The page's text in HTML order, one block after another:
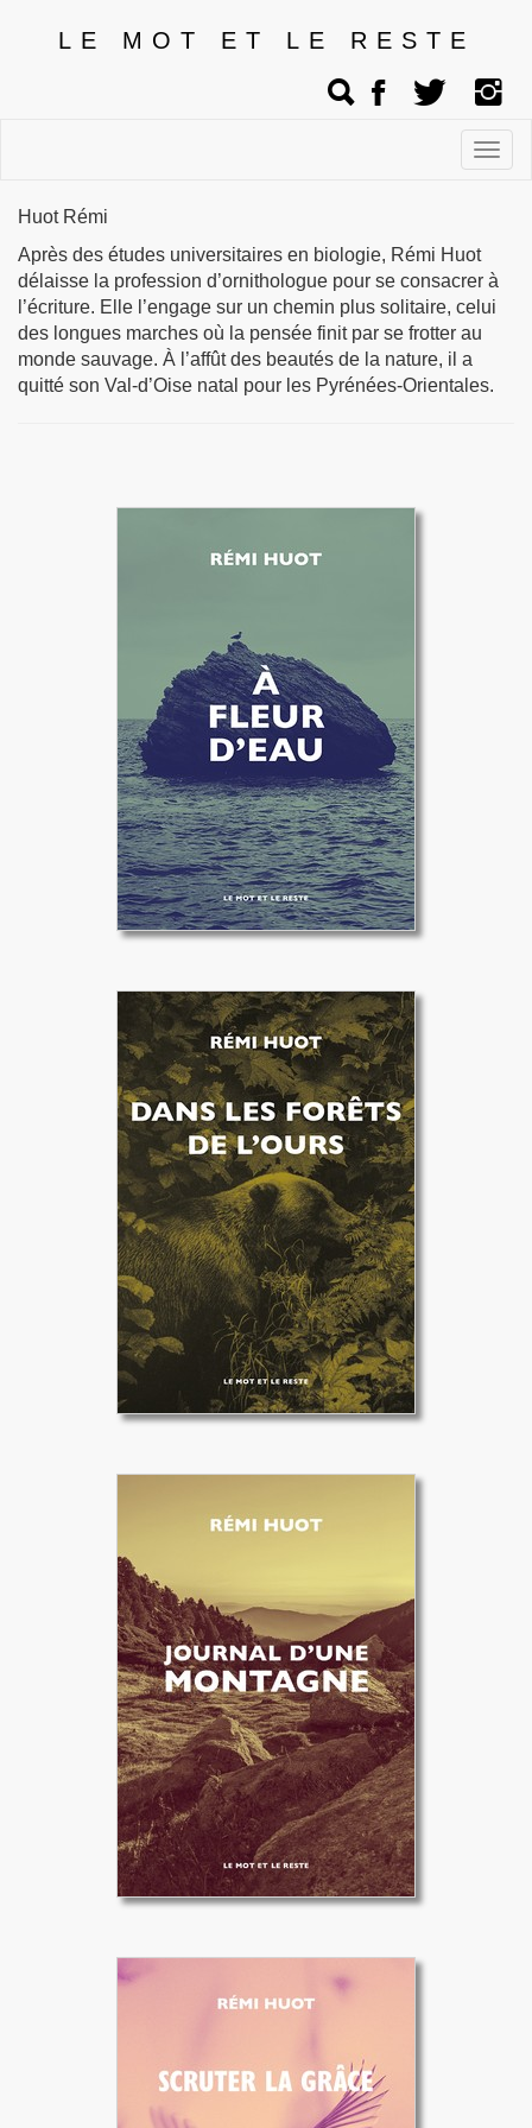
LE MOT ET LE RESTE
Huot Rémi
Après des études universitaires en biologie, Rémi Huot
délaisse la profession d’ornithologue pour se consacrer à
l’écriture. Elle l’engage sur un chemin plus solitaire, celui
des longues marches où la pensée finit par se frotter au
monde sauvage. À l’affût des beautés de la nature, il a
quitté son Val-d’Oise natal pour les Pyrénées-Orientales.